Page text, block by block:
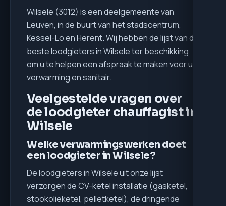
Wilsele (3012) is een deelgemeente van
Leuven, in de buurt van het stadscentrum,
Kessel-Lo en Herent. Wij hebben de lijst van de
beste loodgieters in Wilsele ter beschikking
om u te helpen een afspraak te maken voor uw
verwarming en sanitair.
Veelgestelde vragen over
de loodgieter chauffagist in
Wilsele
Welke verwarmingswerken doet
een loodgieter in Wilsele?
De loodgieters in Wilsele uit onze lijst
verzorgen de CV-ketel installatie (gasketel,
stookolieketel, pelletketel), de dringende